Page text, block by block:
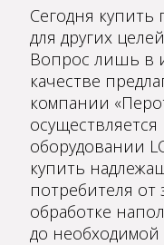
Сегодня купить
для других
Вопрос лишь в
качестве
компании
оборудовании
купить
потребителя
обработке
до